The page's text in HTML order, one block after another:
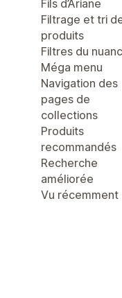
Fils d’Ariane
Filtrage et tri
produits
Filtres du
Méga menu
Navigation des
pages de
collections
Produits
recommandés
Recherche
améliorée
Vu récemment